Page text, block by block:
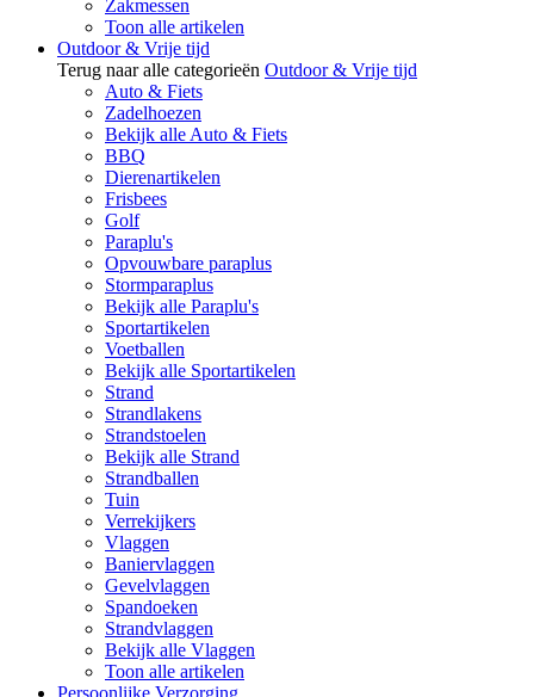
Zakmessen
Toon alle artikelen
Outdoor & Vrije tijd
Terug naar alle categorieën Outdoor & Vrije tijd
Auto & Fiets
Zadelhoezen
Bekijk alle Auto & Fiets
BBQ
Dierenartikelen
Frisbees
Golf
Paraplu's
Opvouwbare paraplus
Stormparaplus
Bekijk alle Paraplu's
Sportartikelen
Voetballen
Bekijk alle Sportartikelen
Strand
Strandlakens
Strandstoelen
Bekijk alle Strand
Strandballen
Tuin
Verrekijkers
Vlaggen
Baniervlaggen
Gevelvlaggen
Spandoeken
Strandvlaggen
Bekijk alle Vlaggen
Toon alle artikelen
Persoonlijke Verzorging